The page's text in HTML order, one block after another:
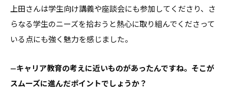
上田さんは学生向け講義や座談会にも参加してくださり、さ
らなる学生のニーズを拾おうと熱心に取り組んでくださって
いる点にも強く魅力を感じました。
—キャリア教育の考えに近いものがあったんですね。そこが
スムーズに進んだポイントでしょうか？